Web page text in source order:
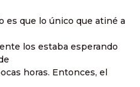
es que lo único que atiné a
los estaba esperando
horas. Entonces, el